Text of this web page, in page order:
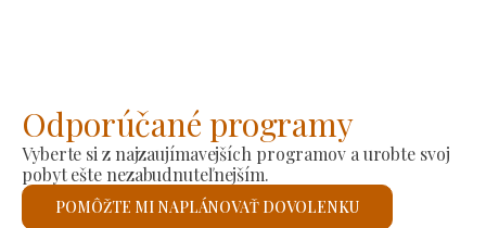
Odporúčané programy
Vyberte si z najzaujímavejších programov a urobte svoj
pobyt ešte nezabudnuteľnejším.
POMÔŽTE MI NAPLÁNOVAŤ DOVOLENKU